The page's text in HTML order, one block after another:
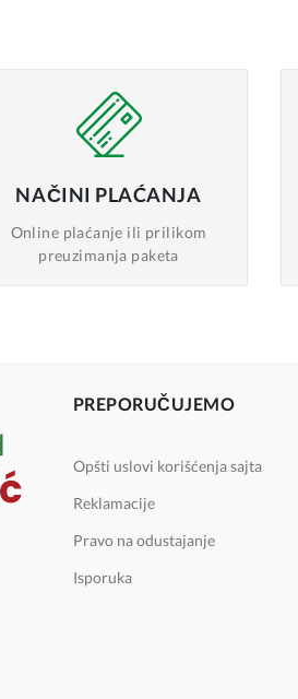
NAČINI PLAĆANJA
Online plaćanje ili prilikom
preuzimanja paketa
PREPORUČUJEMO
Opšti uslovi korišćenja sajta
Reklamacije
Pravo na odustajanje
Isporuka